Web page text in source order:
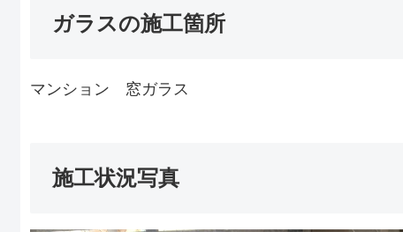
ガラスの施工箇所
マンション 窓ガラス
施工状況写真